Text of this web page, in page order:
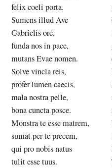
felix coeli porta.
Sumens illud Ave
Gabrielis ore,
funda nos in pace,
mutans Evae nomen.
Solve vincla reis,
profer lumen caecis,
mala nostra pelle,
bona cuncta posce.
Monstra te esse matrem,
sumat per te precem,
qui pro nobis natus
tulit esse tuus.